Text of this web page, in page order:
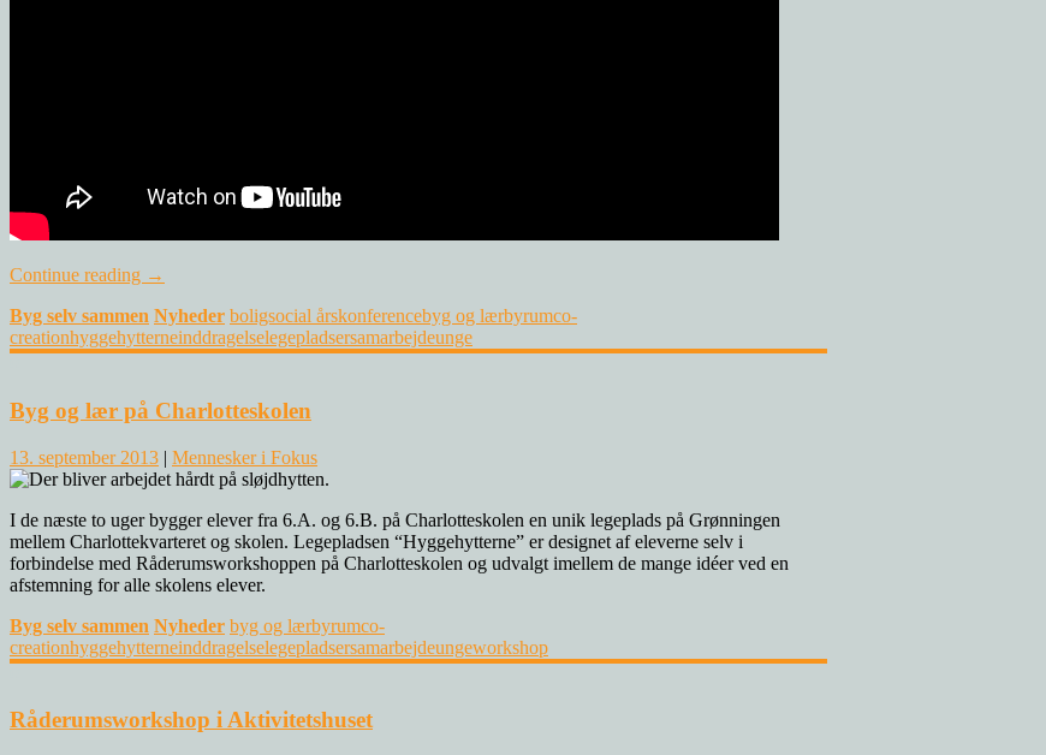
Continue reading →
Byg selv sammen Nyheder boligsocial årskonferencebyg og lærbyrumco-
creationhyggehytterneinddragelselegepladsersamarbejdeunge
Byg og lær på Charlotteskolen
13. september 2013 | Mennesker i Fokus
I de næste to uger bygger elever fra 6.A. og 6.B. på Charlotteskolen en unik legeplads på Grønningen
mellem Charlottekvarteret og skolen. Legepladsen “Hyggehytterne” er designet af eleverne selv i
forbindelse med Råderumsworkshoppen på Charlotteskolen og udvalgt imellem de mange idéer ved en
afstemning for alle skolens elever.
Byg selv sammen Nyheder byg og lærbyrumco-
creationhyggehytterneinddragelselegepladsersamarbejdeungeworkshop
Råderumsworkshop i Aktivitetshuset